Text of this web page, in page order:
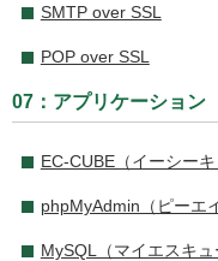
SMTP over SSL
POP over SSL
07：アプリケーション
EC-CUBE（イーシーキ
phpMyAdmin（ピーエ
MySQL（マイエスキュ